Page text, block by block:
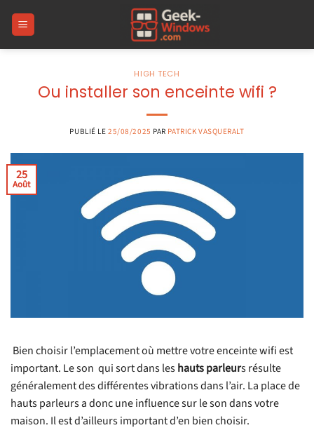
HIGH TECH
Ou installer son enceinte wifi ?
PUBLIÉ LE25/08/2025 PAR PATRICK VASQUERALT
25
Août
Bien choisir l’emplacement où mettre votre enceinte wifi est
important. Le son qui sort dans leshauts parleurs résulte
généralement des différentes vibrations dans l’air. La place de
hauts parleurs a donc une influence sur le son dans votre
maison. Il est d’ailleurs important d’en bien choisir.